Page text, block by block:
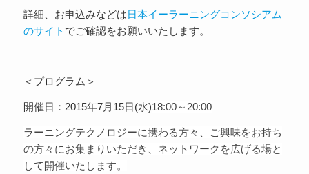
詳細、お申込みなどは日本イーラーニングコンソシアム
のサイト でご確認をお願いいたします。
＜プログラム＞
開催日：2015年7月15日(水)18:00～20:00
ラーニングテクノロジーに携わる方々、ご興味をお持ち
の方々にお集まりいただき、ネットワークを広げる場と
して開催いたします。